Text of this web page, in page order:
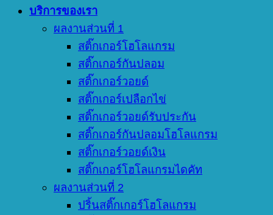
บริการของเรา
ผลงานส่วนที่ 1
สติ๊กเกอร์โฮโลแกรม
สติ๊กเกอร์กันปลอม
สติ๊กเกอร์วอยด์
สติ๊กเกอร์เปลือกไข่
สติ๊กเกอร์วอยด์รับประกัน
สติ๊กเกอร์กันปลอมโฮโลแกรม
สติ๊กเกอร์วอยด์เงิน
สติ๊กเกอร์โฮโลแกรมไดคัท
ผลงานส่วนที่ 2
ปริ้นสติ๊กเกอร์โฮโลแกรม